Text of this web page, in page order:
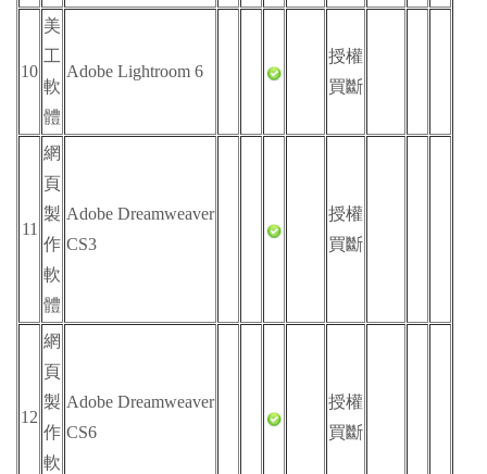
10
美
工
軟
體
Adobe Lightroom 6
授權
買斷
11
網
頁
製
作
軟
體
Adobe Dreamweaver
CS3
授權
買斷
12
網
頁
製
作
軟
Adobe Dreamweaver
CS6
授權
買斷